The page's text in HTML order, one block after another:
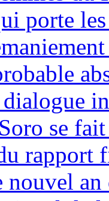
porte
se
rapport
nouvel